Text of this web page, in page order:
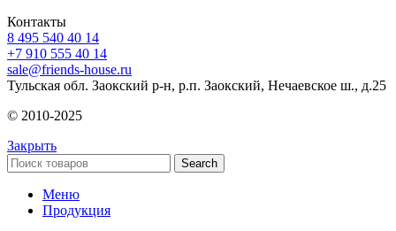
Контакты
8 495 540 40 14
+7 910 555 40 14
sale@friends-house.ru
Тульская обл. Заокский р-н, р.п. Заокский, Нечаевское ш., д.25
© 2010-2025
Закрыть
Search
Меню
Продукция